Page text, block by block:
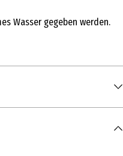
Wasser gegeben werden.